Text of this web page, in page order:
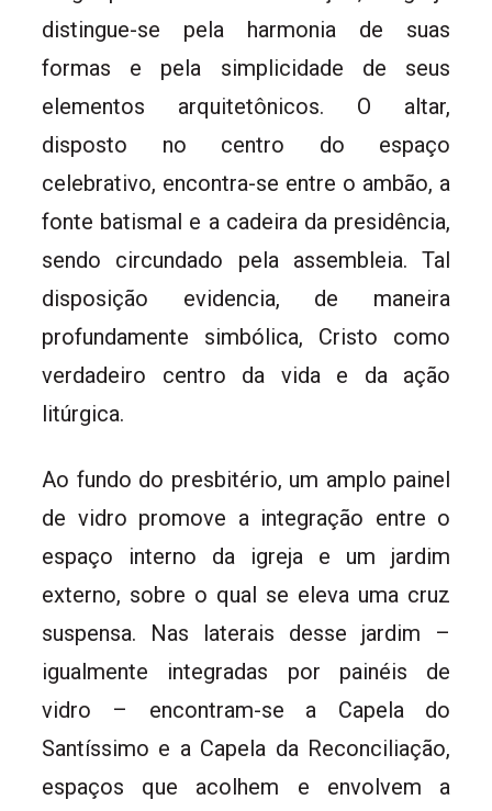
distingue-se pela harmonia de suas
formas e pela simplicidade de seus
elementos arquitetônicos. O altar,
disposto no centro do espaço
celebrativo, encontra-se entre o ambão, a
fonte batismal e a cadeira da presidência,
sendo circundado pela assembleia. Tal
disposição evidencia, de maneira
profundamente simbólica, Cristo como
verdadeiro centro da vida e da ação
litúrgica.
Ao fundo do presbitério, um amplo painel
de vidro promove a integração entre o
espaço interno da igreja e um jardim
externo, sobre o qual se eleva uma cruz
suspensa. Nas laterais desse jardim –
igualmente integradas por painéis de
vidro – encontram-se a Capela do
Santíssimo e a Capela da Reconciliação,
espaços que acolhem e envolvem a